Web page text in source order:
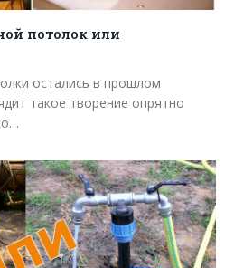
потолок или
остались в прошлом
такое творение опрятно